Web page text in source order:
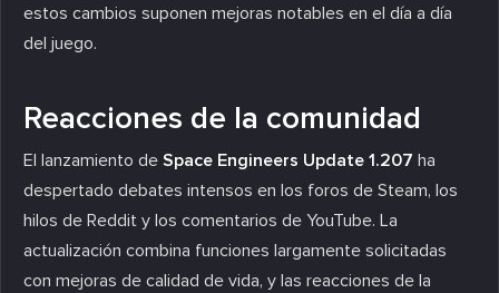
estos cambios suponen mejoras notables en el día a día
del juego.
Reacciones de la comunidad
El lanzamiento de Space Engineers Update 1.207 ha
despertado debates intensos en los foros de Steam, los
hilos de Reddit y los comentarios de YouTube. La
actualización combina funciones largamente solicitadas
con mejoras de calidad de vida, y las reacciones de la